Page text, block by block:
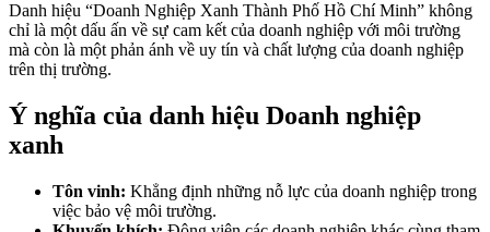
Danh hiệu “Doanh Nghiệp Xanh Thành Phố Hồ Chí Minh” không
chỉ là một dấu ấn về sự cam kết của doanh nghiệp với môi trường
mà còn là một phản ánh về uy tín và chất lượng của doanh nghiệp
trên thị trường.
Ý nghĩa của danh hiệu Doanh nghiệp
xanh
Tôn vinh: Khẳng định những nỗ lực của doanh nghiệp trong
việc bảo vệ môi trường.